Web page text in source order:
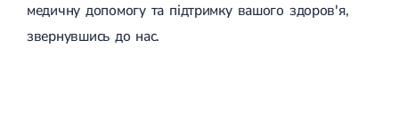
медичну допомогу та підтримку вашого здоров'я,
звернувшись до нас.